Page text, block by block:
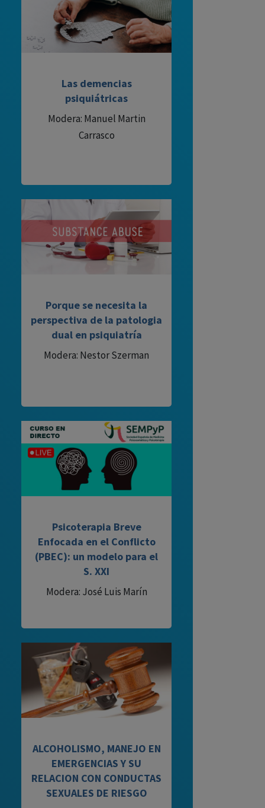
Las demencias
psiquiátricas
Modera: Manuel Martin
Carrasco
Porque se necesita la
perspectiva de la patologia
dual en psiquiatría
Modera: Nestor Szerman
Psicoterapia Breve
Enfocada en el Conflicto
(PBEC): un modelo para el
S. XXI
Modera: José Luis Marín
ALCOHOLISMO, MANEJO EN
EMERGENCIAS Y SU
RELACION CON CONDUCTAS
SEXUALES DE RIESGO